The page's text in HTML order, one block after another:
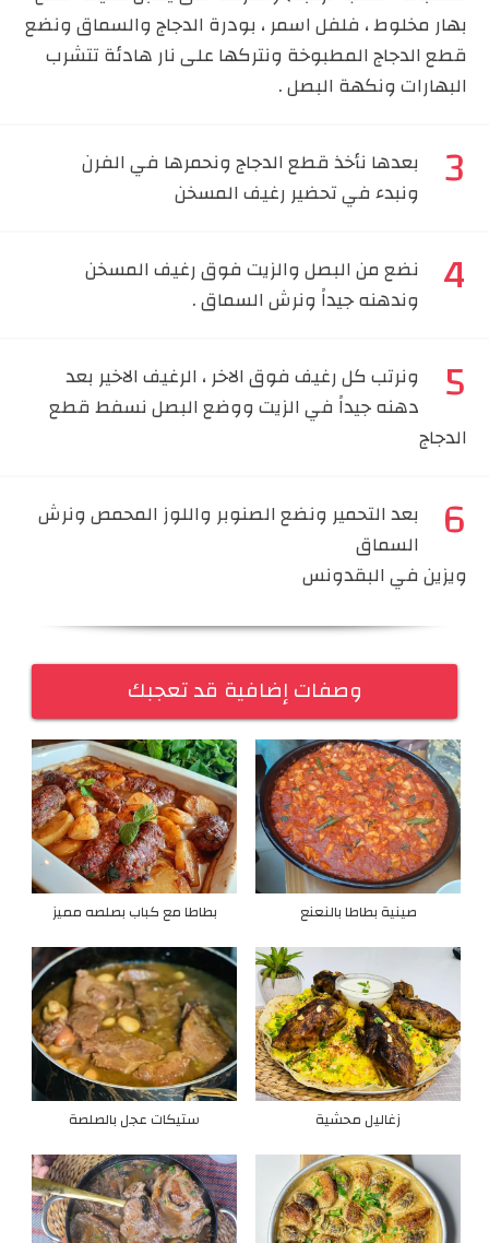
بهار مخلوط ، فلفل اسمر ، بودرة الدجاج والسماق ونضع
قطع الدجاج المطبوخة ونتركها على نار هادئة تتشرب
البهارات ونكهة البصل .
بعدها نأخذ قطع الدجاج ونحمرها في الفرن
ونبدء في تحضير رغيف المسخن
نضع من البصل والزيت فوق رغيف المسخن
وندهنه جيداً ونرش السماق .
ونرتب كل رغيف فوق الاخر ، الرغيف الاخير بعد
دهنه جيداً في الزيت ووضع البصل نسفط قطع
الدجاج
بعد التحمير ونضع الصنوبر واللوز المحمص ونرش
السماق
ويزين في البقدونس
وصفات إضافية قد تعجبك
صينية بطاطا بالنعنع بطاطا مع كباب بصلصه مميز
زغاليل محشية ستيكات عجل بالصلصة